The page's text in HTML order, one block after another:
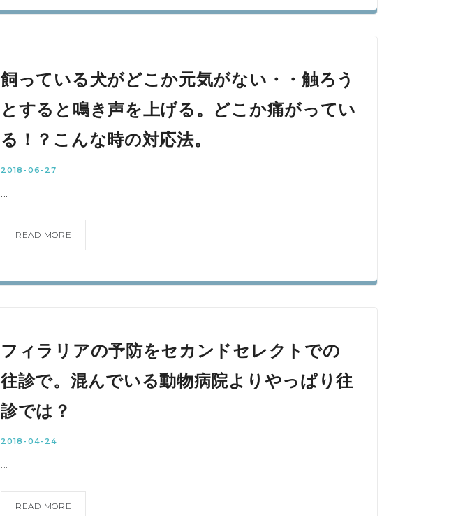
飼っている犬がどこか元気がない・・触ろう
とすると鳴き声を上げる。どこか痛がってい
る！？こんな時の対応法。
2018-06-27
...
READ MORE
フィラリアの予防をセカンドセレクトでの
往診で。混んでいる動物病院よりやっぱり往
診では？
2018-04-24
...
READ MORE